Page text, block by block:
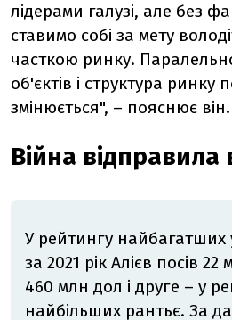
лідерами галузі, але без
ставимо собі за мету
часткою ринку.
об'єктів і структура ринку
змінюється", – пояснює він.
Війна відправила
У рейтингу найбагатших
за 2021 рік Алієв посів 22
460 млн дол і друге – у
найбільших рантьє. За